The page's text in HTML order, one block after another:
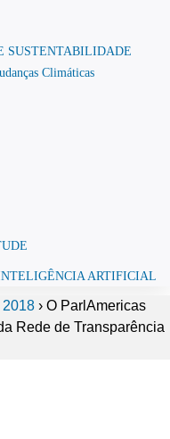
SUSTENTABILIDADE
Climáticas
ARTIFICIAL
2018 › O ParlAmericas
Rede de Transparência